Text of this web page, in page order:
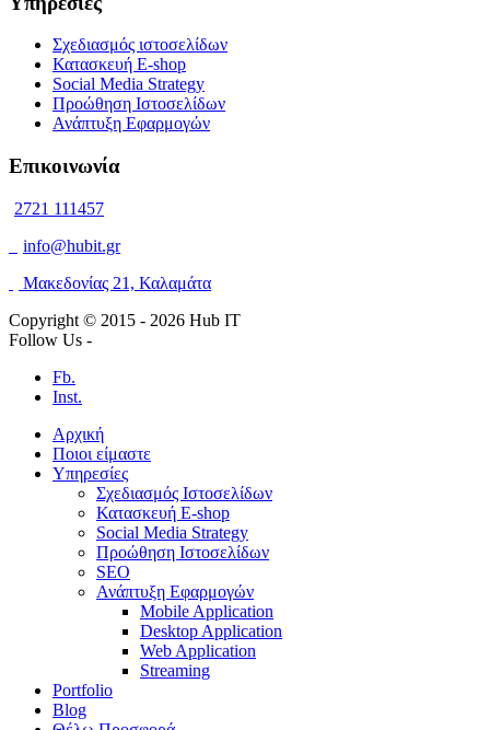
Σχεδιασμός ιστοσελίδων
Κατασκευή E-shop
Social Media Strategy
Προώθηση Ιστοσελίδων
Ανάπτυξη Εφαρμογών
Επικοινωνία
2721 111457
info@hubit.gr
Μακεδονίας 21, Καλαμάτα
Copyright © 2015 - 2026 Hub IT
Follow Us -
Fb.
Inst.
Αρχική
Ποιοι είμαστε
Υπηρεσίες
Σχεδιασμός Ιστοσελίδων
Κατασκευή E-shop
Social Media Strategy
Προώθηση Ιστοσελίδων
SEO
Ανάπτυξη Εφαρμογών
Mobile Application
Desktop Application
Web Application
Streaming
Portfolio
Blog